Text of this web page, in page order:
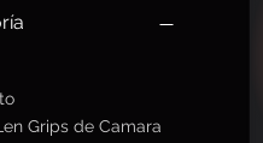
Grips de Camara